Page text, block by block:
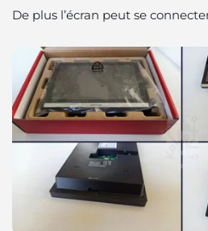
De plus l’écran peut se